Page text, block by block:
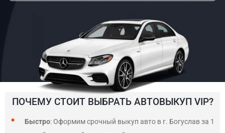
ПОЧЕМУ СТОИТ ВЫБРАТЬ АВТОВЫКУП VIP?
Быстро: Оформим срочный выкуп авто в г. Богуслав за 1